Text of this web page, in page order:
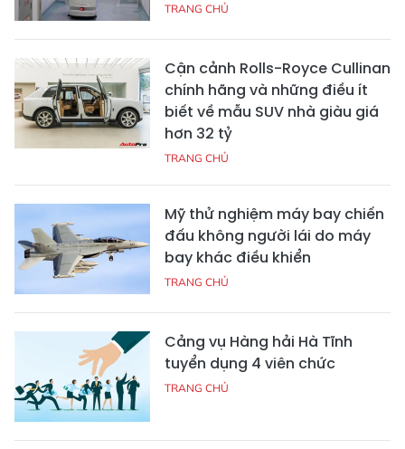
TRANG CHỦ
Cận cảnh Rolls-Royce Cullinan
chính hãng và những điều ít
biết về mẫu SUV nhà giàu giá
hơn 32 tỷ
TRANG CHỦ
Mỹ thử nghiệm máy bay chiến
đấu không người lái do máy
bay khác điều khiển
TRANG CHỦ
Cảng vụ Hàng hải Hà Tĩnh
tuyển dụng 4 viên chức
TRANG CHỦ